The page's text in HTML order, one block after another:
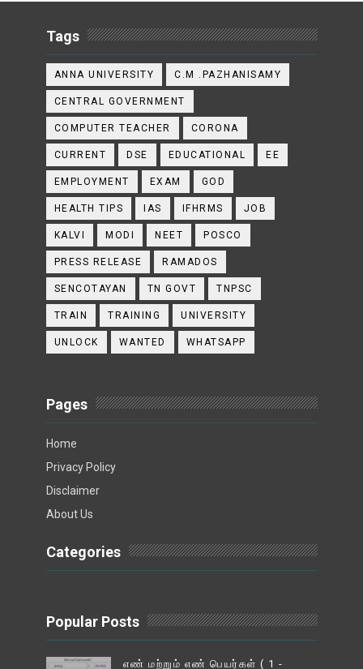
Tags
ANNA UNIVERSITY C.M .PAZHANISAMY
CENTRAL GOVERNMENT
COMPUTER TEACHER CORONA
CURRENT DSE EDUCATIONAL EE
EMPLOYMENT EXAM GOD
HEALTH TIPS IAS IFHRMS JOB
KALVI MODI NEET POSCO
PRESS RELEASE RAMADOS
SENCOTAYAN TN GOVT TNPSC
TRAIN TRAINING UNIVERSITY
UNLOCK WANTED WHATSAPP
Pages
Home
Privacy Policy
Disclaimer
About Us
Categories
Popular Posts
எண் மற்றும் எண் பெயர்கள் ( 1 -